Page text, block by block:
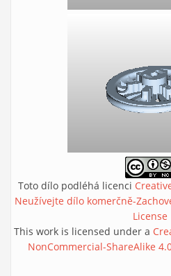
Toto dílo podléhá licenci
Neužívejte dílo komerčně-
License
This work is licensed under a
NonCommercial-ShareAlike